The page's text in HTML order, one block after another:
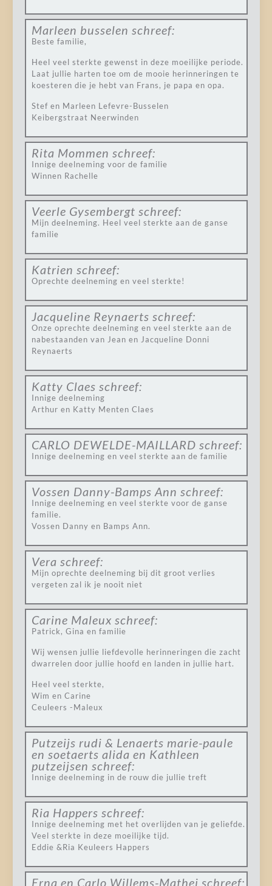
Marleen busselen schreef:
Beste familie,
Heel veel sterkte gewenst in deze moeilijke periode.
Laat jullie harten toe om de mooie herinneringen te
koesteren die je hebt van Frans, je papa en opa.
Stef en Marleen Lefevre-Busselen
Keibergstraat Neerwinden
Rita Mommen schreef:
Innige deelneming voor de familie
Winnen Rachelle
Veerle Gysembergt schreef:
Mijn deelneming. Heel veel sterkte aan de ganse
familie
Katrien schreef:
Oprechte deelneming en veel sterkte!
Jacqueline Reynaerts schreef:
Onze oprechte deelneming en veel sterkte aan de
nabestaanden van Jean en Jacqueline Donni
Reynaerts
Katty Claes schreef:
Innige deelneming
Arthur en Katty Menten Claes
CARLO DEWELDE-MAILLARD schreef:
Innige deelneming en veel sterkte aan de familie
Vossen Danny-Bamps Ann schreef:
Innige deelneming en veel sterkte voor de ganse
familie.
Vossen Danny en Bamps Ann.
Vera schreef:
Mijn oprechte deelneming bij dit groot verlies
vergeten zal ik je nooit niet
Carine Maleux schreef:
Patrick, Gina en familie
Wij wensen jullie liefdevolle herinneringen die zacht
dwarrelen door jullie hoofd en landen in jullie hart.
Heel veel sterkte,
Wim en Carine
Ceuleers -Maleux
Putzeijs rudi & Lenaerts marie-paule
en soetaerts alida en Kathleen
putzeijsen schreef:
Innige deelneming in de rouw die jullie treft
Ria Happers schreef:
Innige deelneming met het overlijden van je geliefde.
Veel sterkte in deze moeilijke tijd.
Eddie &Ria Keuleers Happers
Erna en Carlo Willems-Mathei schreef: